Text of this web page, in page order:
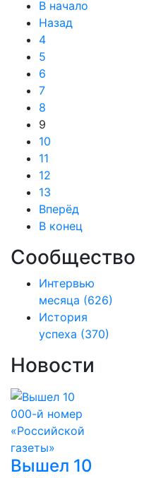
В начало
Назад
4
5
6
7
8
9
10
11
12
13
Вперёд
В конец
Сообщество
Интервью
месяца (626)
История
успеха (370)
Новости
Вышел 10